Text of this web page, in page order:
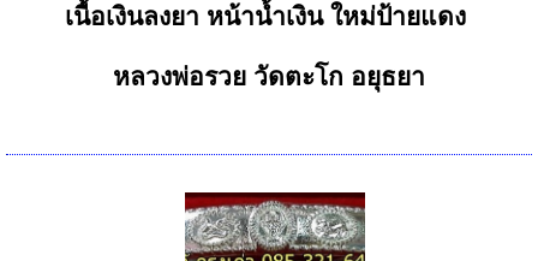
เนื้อเงินลงยา หน้าน้ำเงิน ใหม่ป้ายแดง
หลวงพ่อรวย วัดตะโก อยุธยา